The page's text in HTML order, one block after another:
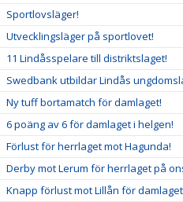
Sportlovsläger!
Utvecklingsläger på sportlovet!
11 Lindåsspelare till distriktslaget!
Swedbank utbildar Lindås
Ny tuff bortamatch för damlaget!
6 poäng av 6 för damlaget i helgen!
Förlust för herrlaget mot Hagunda!
Derby mot Lerum för herrlaget på
Knapp förlust mot Lillån för